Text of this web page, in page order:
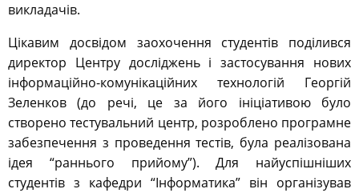
викладачів.
Цікавим досвідом заохочення студентів поділився
директор Центру досліджень і застосування нових
інформаційно-комунікаційних технологій Георгій
Зеленков (до речі, це за його ініціативою було
створено тестувальний центр, розроблено програмне
забезпечення з проведення тестів, була реалізована
ідея “раннього прийому”). Для найуспішніших
студентів з кафедри “Інформатика” він організував